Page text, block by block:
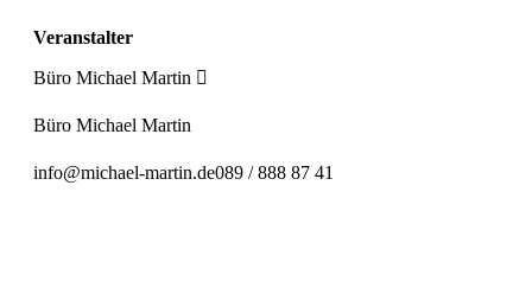
Veranstalter
Büro Michael Martin
Büro Michael Martin
info@michael-martin.de089 / 888 87 41